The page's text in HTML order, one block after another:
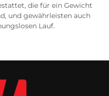
die für ein Gewicht
und gewährleisten auch
Lauf.